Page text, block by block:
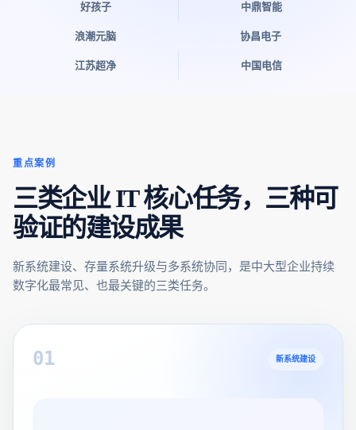
好孩子 中鼎智能
浪潮元脑 协昌电子
江苏超净 中国电信
重点案例
三类企业 IT 核心任务，三种可
验证的建设成果
新系统建设、存量系统升级与多系统协同，是中大型企业持续
数字化最常见、也最关键的三类任务。
01 新系统建设